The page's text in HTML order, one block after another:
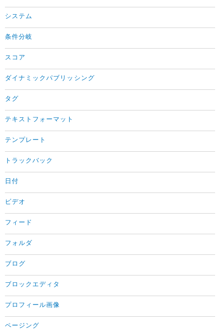
システム
条件分岐
スコア
ダイナミックパブリッシング
タグ
テキストフォーマット
テンプレート
トラックバック
日付
ビデオ
フィード
フォルダ
ブログ
ブロックエディタ
プロフィール画像
ページング